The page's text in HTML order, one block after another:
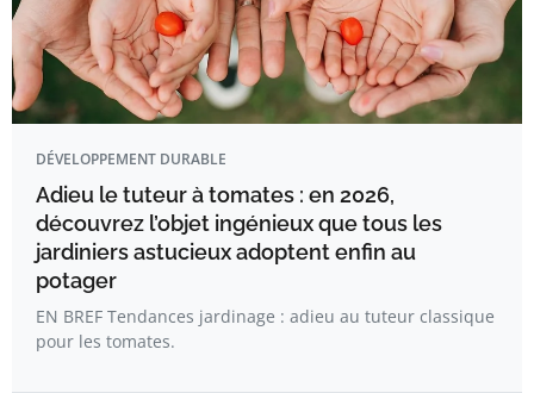
DÉVELOPPEMENT DURABLE
Adieu le tuteur à tomates : en 2026,
découvrez l’objet ingénieux que tous les
jardiniers astucieux adoptent enfin au
potager
EN BREF Tendances jardinage : adieu au tuteur classique
pour les tomates.